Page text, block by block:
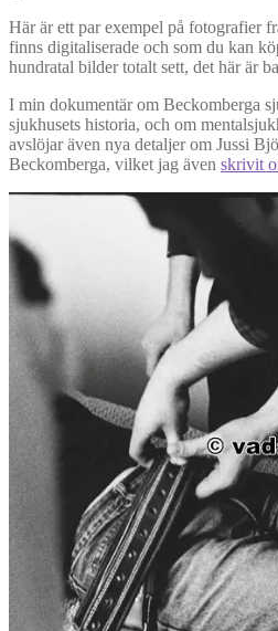
Här är ett par exempel på fotografier
finns digitaliserade och som du kan
hundratal bilder totalt sett, det här är
I min dokumentär om Beckomberga
sjukhusets historia, och om
avslöjar även nya detaljer om Jussi
Beckomberga, vilket jag även skrivit